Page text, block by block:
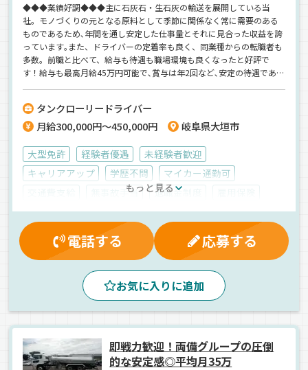
◆◆◆業績好調◆◆◆主に石灰石・生石灰の輸送を展開している当
社。モノづくりの元となる原料として季節に関係なく常に需要のある
ものであるため､年間を通し安定した仕事量とそれに見合った収益を誇
っています｡また、ドライバーの定着率も良く、同業種からの転職者も
多数。前職と比べて、給与も待遇も職場環境も良くなったと好評で
す！給与も最高月給45万円可能で､賞与は年2回など､安定の待遇であな
会いしましょう。できたばかりのキレイな職場で働けますよ♪
タンクローリードライバー
月給300,000円～450,000円
岐阜県大垣市
大型免許 経験者優遇
未経験者歓迎
キャリアアップ
学歴不問
マイカー通勤可
無事故手当 退職金制度
財形貯蓄制度
残業手当 表彰制度
厚生年金
家族手当
資格取得制度 昇給
労災保険
制服・作業着貸与
休日出勤割増金
健康保険
早朝 朝 昼 ETC搭載
長距離
液体 粉粒体 その他
タンクローリー
正社員
もっと見る
電話する 応募する
お気に入りに追加
即戦力歓迎！両備グループの圧倒
的な安定感◎平均月35万